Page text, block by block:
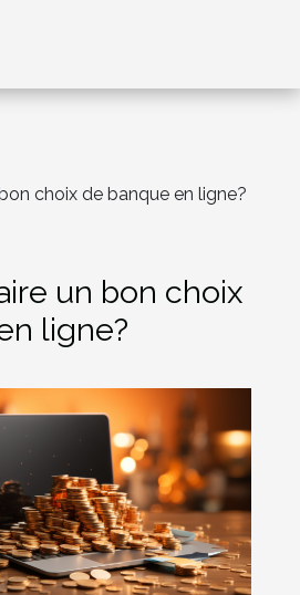
choix de banque en ligne?
un bon choix
ligne?